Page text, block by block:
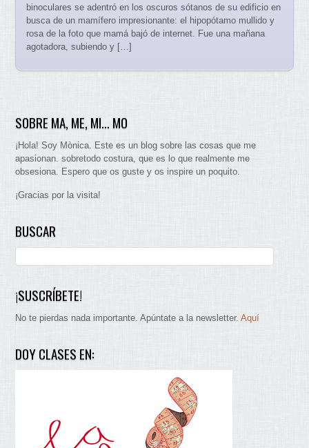
binoculares se adentró en los oscuros sótanos de su edificio en
busca de un mamífero impresionante: el hipopótamo mullido y
rosa de la foto que mamá bajó de internet. Fue una mañana
agotadora, subiendo y […]
SOBRE MA, ME, MI… MO
¡Hola! Soy Mònica. Este es un blog sobre las cosas que me
apasionan. sobretodo costura, que es lo que realmente me
obsesiona. Espero que os guste y os inspire un poquito.
¡Gracias por la visita!
BUSCAR
¡SUSCRÍBETE!
No te pierdas nada importante. Apúntate a la newsletter.Aquí
DOY CLASES EN: